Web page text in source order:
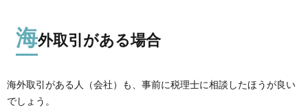
海外取引がある場合
海外取引がある人（会社）も、事前に税理士に相談したほうが良い
でしょう。